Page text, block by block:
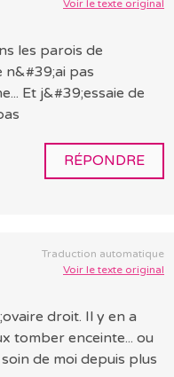
Voir le texte original
les parois de
n&#39;ai pas
Et j&#39;essaie de
RÉPONDRE
Traduction automatique
Voir le texte original
droit. Il y en a
tomber enceinte... ou
de moi depuis plus